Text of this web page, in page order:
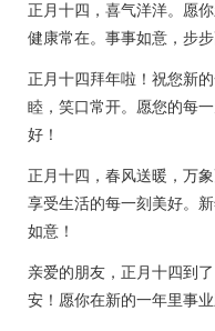
正月十四，喜气洋洋。愿
健康常在。事事如意，步
正月十四拜年啦！祝您新
睦，笑口常开。愿您的每
好！
正月十四，春风送暖，万
享受生活的每一刻美好。
如意！
亲爱的朋友，正月十四到
安！愿你在新的一年里事